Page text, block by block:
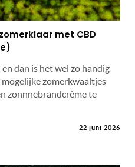
met CBD
dan is het wel zo handig
zomerkwaaltjes
zonnnebrandcrème te
22 juni 2026